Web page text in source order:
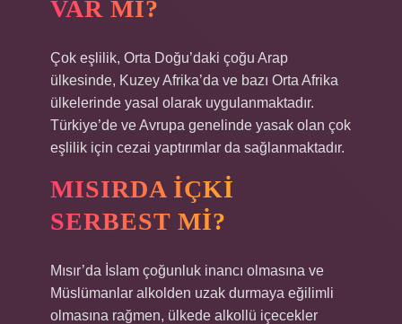
VAR MI?
Çok eşlilik, Orta Doğu’daki çoğu Arap
ülkesinde, Kuzey Afrika’da ve bazı Orta Afrika
ülkelerinde yasal olarak uygulanmaktadır.
Türkiye’de ve Avrupa genelinde yasak olan çok
eşlilik için cezai yaptırımlar da sağlanmaktadır.
MISIRDA IÇKI
SERBEST MI?
Mısır’da İslam çoğunluk inancı olmasına ve
Müslümanlar alkolden uzak durmaya eğilimli
olmasına rağmen, ülkede alkollü içecekler